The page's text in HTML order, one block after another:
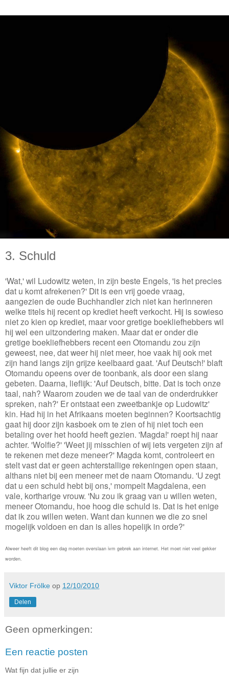
3. Schuld
'Wat,' wil Ludowitz weten, in zijn beste Engels, 'is het precies
dat u komt afrekenen?' Dit is een vrij goede vraag,
aangezien de oude Buchhandler zich niet kan herinneren
welke titels hij recent op krediet heeft verkocht. Hij is sowieso
niet zo kien op krediet, maar voor gretige boekliefhebbers wil
hij wel een uitzondering maken. Maar dat er onder die
gretige boekliefhebbers recent een Otomandu zou zijn
geweest, nee, dat weer hij niet meer, hoe vaak hij ook met
zijn hand langs zijn grijze keelbaard gaat. 'Auf Deutsch!' blaft
Otomandu opeens over de toonbank, als door een slang
gebeten. Daarna, lieflijk: 'Auf Deutsch, bitte. Dat is toch onze
taal, nah? Waarom zouden we de taal van de onderdrukker
spreken, nah?' Er ontstaat een zweetbankje op Ludowitz'
kin. Had hij in het Afrikaans moeten beginnen? Koortsachtig
gaat hij door zijn kasboek om te zien of hij niet toch een
betaling over het hoofd heeft gezien. 'Magda!' roept hij naar
achter. 'Wolfie?' 'Weet jij misschien of wij iets vergeten zijn af
te rekenen met deze meneer?' Magda komt, controleert en
stelt vast dat er geen achterstallige rekeningen open staan,
althans niet bij een meneer met de naam Otomandu. 'U zegt
dat u een schuld hebt bij ons,' mompelt Magdalena, een
vale, kortharige vrouw. 'Nu zou ik graag van u willen weten,
meneer Otomandu, hoe hoog die schuld is. Dat is het enige
dat ik zou willen weten. Want dan kunnen we die zo snel
mogelijk voldoen en dan is alles hopelijk in orde?'
Alweer heeft dit blog een dag moeten overslaan ivm gebrek aan internet. Het moet niet veel gekker
worden.
Viktor Frölke op 12/10/2010
Delen
Geen opmerkingen:
Een reactie posten
Wat fijn dat jullie er zijn